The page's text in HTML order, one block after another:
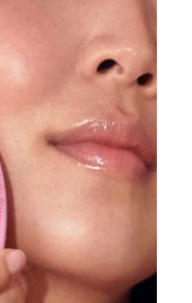
removal
Prep Gel
gel
serum
Solution
.
Scalp
Set
& 18% PAP gel
預計送達日期8/8/26
預計送達日期 8/9/26
預計送達日期 8/6/26
預計送達日期
預計送達日期8/10/26